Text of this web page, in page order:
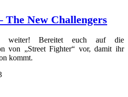
The New Challengers
weiter! Bereitet euch auf die
von „Street Fighter“ vor, damit ihr
kommt.